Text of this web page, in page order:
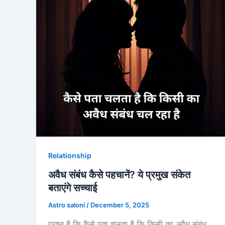
Relationship
अवैध संबंध कैसे पहचानें? ये प्रमुख संकेत
बताएंगे सच्चाई
Astro saloni / December 5, 2025